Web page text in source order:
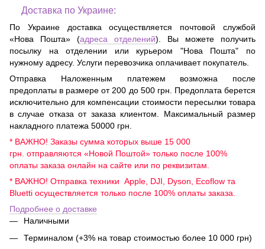
Доставка по Украине:
По Украине доставка осуществляется почтовой службой
«Нова Пошта» (адреса отделений). Вы можете получить
посылку на отделении или курьером "Нова Пошта" по
нужному адресу. Услуги перевозчика оплачивает покупатель.
Отправка Наложенным платежем возможна после
предоплаты в размере от 200 до 500 грн. Предоплата берется
исключительно для компенсации стоимости пересылки товара
в случае отказа от заказа клиентом. Максимальный размер
накладного платежа 50000 грн.
* ВАЖНО! Заказы сумма которых выше 15 000
грн. отправляются «Новой Поштой» только после 100%
оплаты заказа онлайн на сайте или по реквизитам.
* ВАЖНО! Отправка техники Apple, DJI, Dyson, Ecoflow та
Bluetti осуществляется только после 100% оплаты заказа.
Подробнее о доставке
Наличными
Терминалом (+3% на товар стоимостью более 10 000 грн)